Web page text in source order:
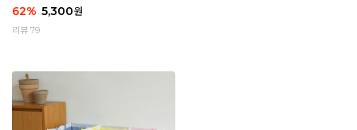
62% 5,300원
리뷰 79